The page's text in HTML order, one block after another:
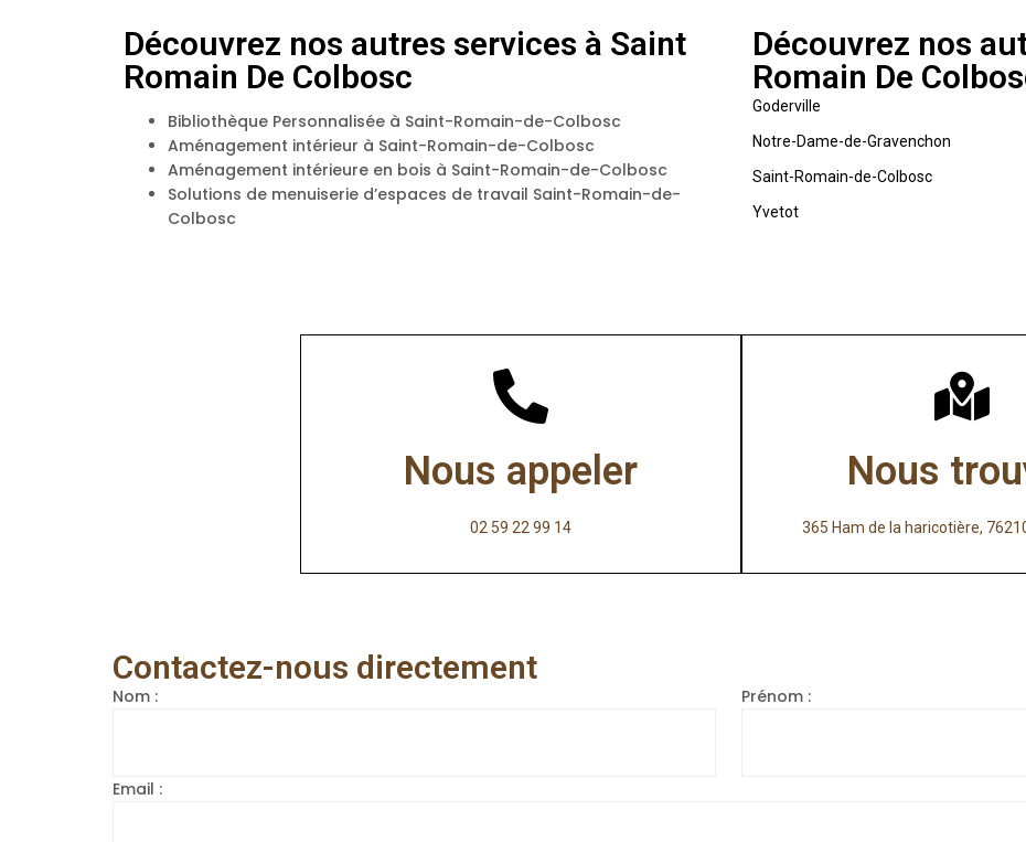
Découvrez nos autres services à Saint
Romain De Colbosc
Bibliothèque Personnalisée à Saint-Romain-de-Colbosc
Aménagement intérieur à Saint-Romain-de-Colbosc
Aménagement intérieure en bois à Saint-Romain-de-Colbosc
Solutions de menuiserie d’espaces de travail Saint-Romain-de-
Colbosc
Découvrez nos
Romain De
Goderville
Notre-Dame-de-Gravenchon
Saint-Romain-de-Colbosc
Yvetot
Nous appeler
02 59 22 99 14
Nous
365 Ham de la haricotière,
Contactez-nous directement
Nom : Prénom :
Email :